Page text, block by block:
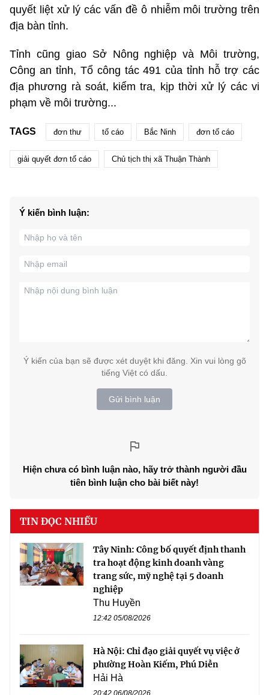
quyết liệt xử lý các vấn đề ô nhiễm môi trường trên
địa bàn tỉnh.
Tỉnh cũng giao Sở Nông nghiệp và Môi trường,
Công an tỉnh, Tổ công tác 491 của tỉnh hỗ trợ các
địa phương rà soát, kiểm tra, kịp thời xử lý các vi
phạm về môi trường...
TAGS đơn thư tố cáo Bắc Ninh đơn tố cáo
giải quyết đơn tố cáo Chủ tịch thị xã Thuận Thành
Ý kiến bình luận:
Ý kiến của bạn sẽ được xét duyệt khi đăng. Xin vui lòng gõ
tiếng Việt có dấu.
Gửi bình luận
Hiện chưa có bình luận nào, hãy trở thành người đầu
tiên bình luận cho bài biết này!
TIN ĐỌC NHIỀU
Tây Ninh: Công bố quyết định thanh
tra hoạt động kinh doanh vàng
trang sức, mỹ nghệ tại 5 doanh
nghiệp
Thu Huyền
12:42 05/08/2026
Hà Nội: Chỉ đạo giải quyết vụ việc ở
phường Hoàn Kiếm, Phú Diễn
Hải Hà
20:42 06/08/2026